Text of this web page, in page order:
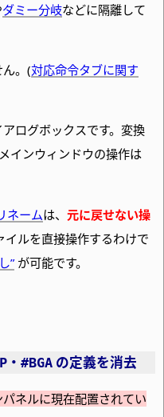
ダミー分岐などに隔離して
。 (対応命令タブに関す
ログボックスです。変換
メインウィンドウの操作は
ネームは、元に戻せない操
イルを直接操作するわけで
”が可能です。
・ #BGA の定義を消去
パネルに現在配置されてい